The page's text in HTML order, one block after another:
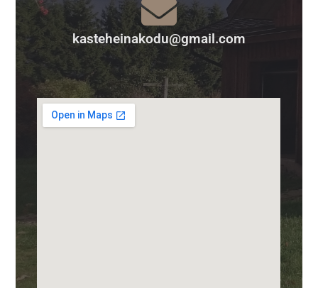
kasteheinakodu@gmail.com